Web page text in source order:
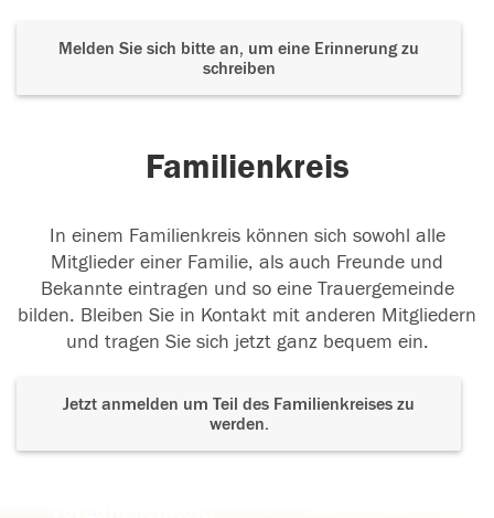
Melden Sie sich bitte an, um eine Erinnerung zu
schreiben
Familienkreis
In einem Familienkreis können sich sowohl alle
Mitglieder einer Familie, als auch Freunde und
Bekannte eintragen und so eine Trauergemeinde
bilden. Bleiben Sie in Kontakt mit anderen Mitgliedern
und tragen Sie sich jetzt ganz bequem ein.
Jetzt anmelden um Teil des Familienkreises zu
werden.